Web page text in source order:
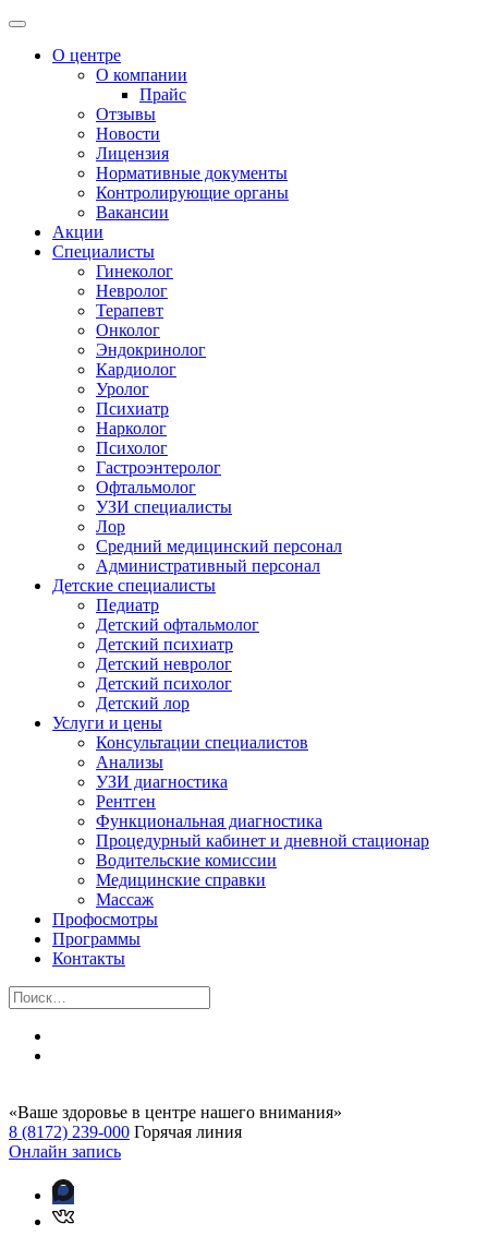
О центре
О компании
Прайс
Отзывы
Новости
Лицензия
Нормативные документы
Контролирующие органы
Вакансии
Акции
Специалисты
Гинеколог
Невролог
Терапевт
Онколог
Эндокринолог
Кардиолог
Уролог
Психиатр
Нарколог
Психолог
Гастроэнтеролог
Офтальмолог
УЗИ специалисты
Лор
Средний медицинский персонал
Административный персонал
Детские специалисты
Педиатр
Детский офтальмолог
Детский психиатр
Детский невролог
Детский психолог
Детский лор
Услуги и цены
Консультации специалистов
Анализы
УЗИ диагностика
Рентген
Функциональная диагностика
Процедурный кабинет и дневной стационар
Водительские комиссии
Медицинские справки
Массаж
Профосмотры
Программы
Контакты
«Ваше здоровье в центре нашего внимания»
8 (8172) 239-000 Горячая линия
Онлайн запись